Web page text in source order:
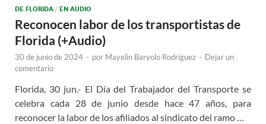
DE FLORIDA / EN AUDIO
Reconocen labor de los transportistas de
Florida (+Audio)
30 de junio de 2024 - por Mayelin Baryolo Rodríguez - Dejar un
comentario
Florida, 30 jun.- El Día del Trabajador del Transporte se
celebra cada 28 de junio desde hace 47 años, para
reconocer la labor de los afiliados al sindicato del ramo …